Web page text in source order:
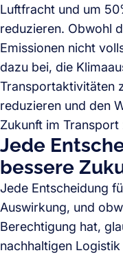
Luftfracht und um
reduzieren. Obwohl
Emissionen nicht
dazu bei, die
Transportaktivitäten
reduzieren und den
Zukunft im Transport
Jede
bessere
Jede Entscheidung
Auswirkung, und
Berechtigung hat,
nachhaltigen